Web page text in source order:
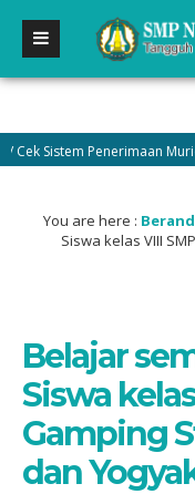
Sistem Penerimaan Murid
You are here :
Siswa kelas VIII
Belajar
Siswa
Gamping
dan